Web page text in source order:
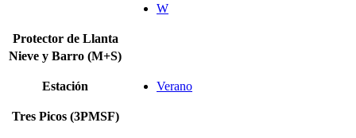
W
Protector de Llanta
Nieve y Barro (M+S)
Estación Verano
Tres Picos (3PMSF)